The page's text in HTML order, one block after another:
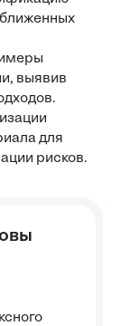
выявив
для
рисков.